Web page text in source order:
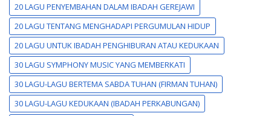
20 LAGU PENYEMBAHAN DALAM IBADAH GEREJAWI
20 LAGU TENTANG MENGHADAPI PERGUMULAN HIDUP
20 LAGU UNTUK IBADAH PENGHIBURAN ATAU KEDUKAAN
30 LAGU SYMPHONY MUSIC YANG MEMBERKATI
30 LAGU-LAGU BERTEMA SABDA TUHAN (FIRMAN TUHAN)
30 LAGU-LAGU KEDUKAAN (IBADAH PERKABUNGAN)